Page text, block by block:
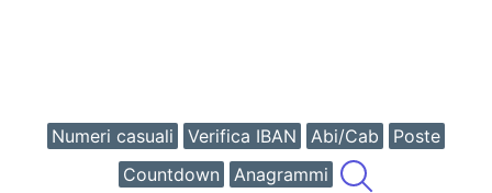
Numeri casuali Verifica IBAN Abi/Cab
Poste
Countdown
Anagrammi